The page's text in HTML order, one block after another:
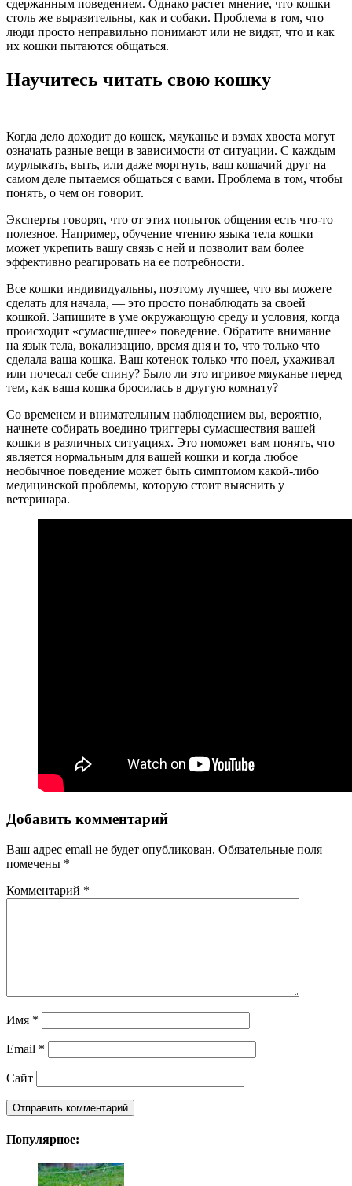
сдержанным поведением. Однако растет мнение, что кошки
столь же выразительны, как и собаки. Проблема в том, что
люди просто неправильно понимают или не видят, что и как
их кошки пытаются общаться.
Научитесь читать свою кошку
Когда дело доходит до кошек, мяуканье и взмах хвоста могут
означать разные вещи в зависимости от ситуации. С каждым
мурлыкать, выть, или даже моргнуть, ваш кошачий друг на
самом деле пытаемся общаться с вами. Проблема в том, чтобы
понять, о чем он говорит.
Эксперты говорят, что от этих попыток общения есть что-то
полезное. Например, обучение чтению языка тела кошки
может укрепить вашу связь с ней и позволит вам более
эффективно реагировать на ее потребности.
Все кошки индивидуальны, поэтому лучшее, что вы можете
сделать для начала, — это просто понаблюдать за своей
кошкой. Запишите в уме окружающую среду и условия, когда
происходит «сумасшедшее» поведение. Обратите внимание
на язык тела, вокализацию, время дня и то, что только что
сделала ваша кошка. Ваш котенок только что поел, ухаживал
или почесал себе спину? Было ли это игривое мяуканье перед
тем, как ваша кошка бросилась в другую комнату?
Со временем и внимательным наблюдением вы, вероятно,
начнете собирать воедино триггеры сумасшествия вашей
кошки в различных ситуациях. Это поможет вам понять, что
является нормальным для вашей кошки и когда любое
необычное поведение может быть симптомом какой-либо
медицинской проблемы, которую стоит выяснить у
ветеринара.
Добавить комментарий
Ваш адрес email не будет опубликован. Обязательные поля
помечены *
Комментарий *
Имя *
Email *
Сайт
Популярное: